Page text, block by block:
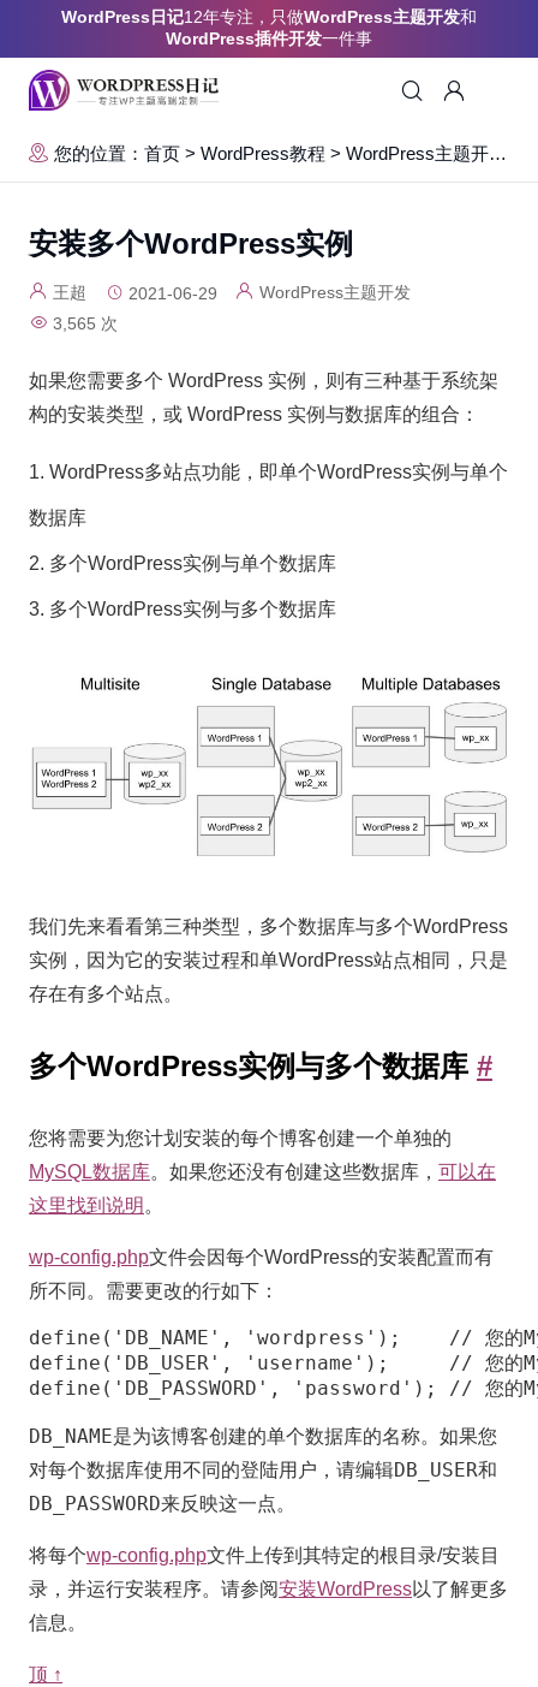
WordPress日记12年专注，只做WordPress主题开发和
WordPress插件开发一件事
您的位置：首页 > WordPress教程 > WordPress主题开发
安装多个WordPress实例
王超 2021-06-29
WordPress主题开发
3,565 次
如果您需要多个 WordPress 实例，则有三种基于系统架
构的安装类型，或 WordPress 实例与数据库的组合：
WordPress多站点功能，即单个WordPress实例与单个
数据库
多个WordPress实例与单个数据库
多个WordPress实例与多个数据库
我们先来看看第三种类型，多个数据库与多个WordPress
实例，因为它的安装过程和单WordPress站点相同，只是
存在有多个站点。
多个WordPress实例与多个数据库 #多
实
与
个
数
据
库
您将需要为您计划安装的每个博客创建一个单独的
MySQL数据库。如果您还没有创建这些数据库， 可以在
这里找到说明 。
wp-config.php文件会因每个WordPress的安装配置而有
所不同。需要更改的行如下：
define('DB_NAME', 'wordpress');    // 您的
define('DB_USER', 'username');     // 您的
define('DB_PASSWORD', 'password'); // 您的
DB_NAME是为该博客创建的单个数据库的名称。如果您
对每个数据库使用不同的登陆用户，请编辑DB_USER和
DB_PASSWORD来反映这一点。
将每个wp-config.php文件上传到其特定的根目录/安装目
录，并运行安装程序。请参阅安装WordPress以了解更多
信息。
顶 ↑